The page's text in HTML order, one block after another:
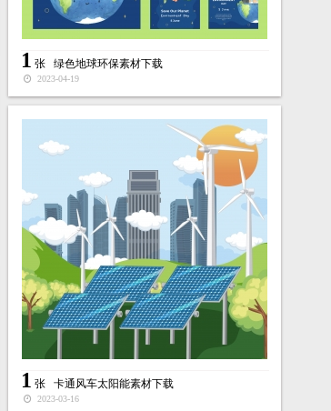
1 张 绿色地球环保素材下载
2023-04-19
1 张 卡通风车太阳能素材下载
2023-03-16